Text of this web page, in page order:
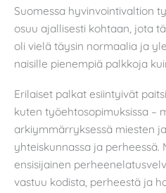
Suomessa hyvinvointivaltion
osuu ajallisesti kohtaan, jota
oli vielä täysin normaalia ja
naisille pienempiä palkkoja
Erilaiset palkat esiintyivät
kuten työehtosopimuksissa –
arkiymmärryksessä miesten
yhteiskunnassa ja perheessä.
ensisijainen
vastuu kodista, perheestä ja